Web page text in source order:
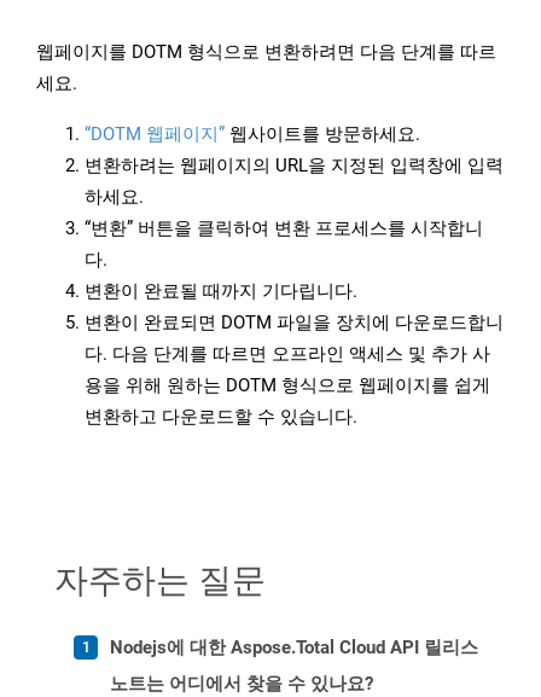
웹페이지를 DOTM 형식으로 변환하려면 다음 단계를 따르
세요.
“DOTM 웹페이지” 웹사이트를 방문하세요.
변환하려는 웹페이지의 URL을 지정된 입력창에 입력
하세요.
“변환” 버튼을 클릭하여 변환 프로세스를 시작합니
다.
변환이 완료될 때까지 기다립니다.
변환이 완료되면 DOTM 파일을 장치에 다운로드합니
다. 다음 단계를 따르면 오프라인 액세스 및 추가 사
용을 위해 원하는 DOTM 형식으로 웹페이지를 쉽게
변환하고 다운로드할 수 있습니다.
자주하는 질문
Nodejs에 대한 Aspose.Total Cloud API 릴리스
노트는 어디에서 찾을 수 있나요?